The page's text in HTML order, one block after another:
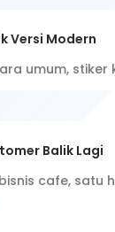
Versi Modern
umum,
Balik Lagi
cafe, satu